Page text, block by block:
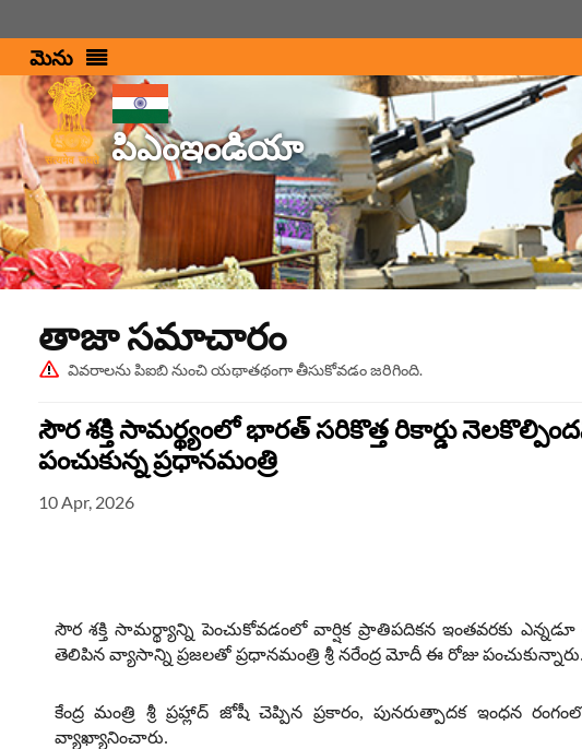
మెను
పిఎంఇండియా
తాజా స‌మాచారం
వివరాలను పిఐబి నుంచి యథాతథంగా తీసుకోవడం జరిగింది.
సౌర శక్తి సామర్థ్యంలో భారత్ సరికొత్త రికార్డు
పంచుకున్న ప్రధానమంత్రి
10 Apr, 2026
సౌర శక్తి సామర్థ్యాన్ని పెంచుకోవడంలో వార్షిక ప్రాతిపదికన ఇంతవరకు
తెలిపిన వ్యాసాన్ని ప్రజలతో ప్రధానమంత్రి శ్రీ నరేంద్ర మోదీ ఈ రోజు పంచుకున్నారు.
కేంద్ర మంత్రి శ్రీ ప్రహ్లాద్ జోషీ చెప్పిన ప్రకారం,పునరుత్పాదక ఇంధన
వ్యాఖ్యానించారు.